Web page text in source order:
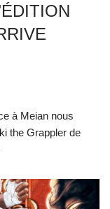
à Meian nous
the Grappler de